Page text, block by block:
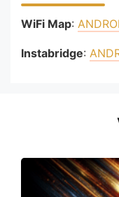
WiFi Map:
Instabridge: